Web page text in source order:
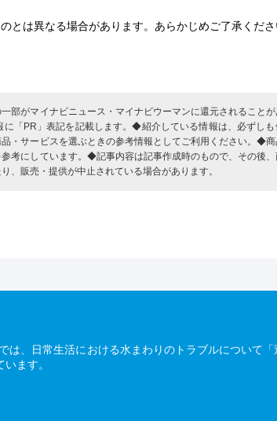
は異なる場合があります。あらかじめご了承くださ
部がマイナビニュース・マイナビウーマンに還元されること
「PR」表記を記載します。◆紹介している情報は、必ずし
・サービスを選ぶときの参考情報としてご利用ください。◆
考にしています。◆記事内容は記事作成時のもので、その後
、販売・提供が中止されている場合があります。
は、日常生活における水まわりのトラブルについて
ます。